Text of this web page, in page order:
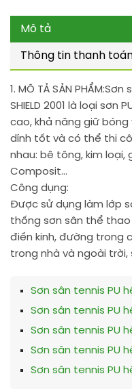
Mô tả
Thông tin thanh
1. MÔ TẢ SẢN PHẨM:Sơn
SHIELD 2001 là loại sơn
cao, khả năng giữ
dính tốt và có thể thi
nhau: bê tông, kim loại,
Composit…
Công dụng:
Được sử dụng làm lớp
thống sơn sân thể
điền kinh, đường trong
trong nhà và ngoài trời,
Sơn sân tennis PU
Sơn sân tennis PU
Sơn sân tennis PU hệ
Sơn sân tennis PU hệ
Sơn sân tennis PU hệ